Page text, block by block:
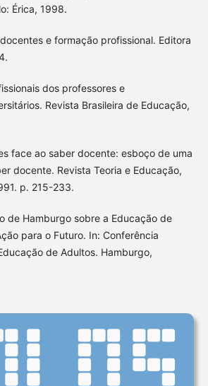
Érica, 1998.
e formação profissional. Editora
dos professores e
Revista Brasileira de Educação,
face ao saber docente: esboço de uma
docente. Revista Teoria e Educação,
p. 215-233.
de Hamburgo sobre a Educação de
para o Futuro. In: Conferência
de Adultos. Hamburgo,